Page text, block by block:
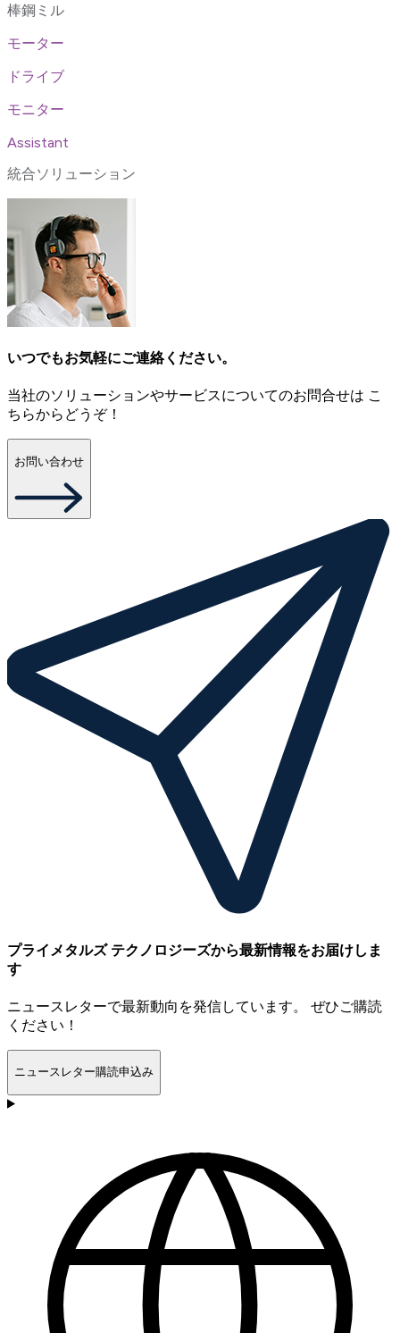
棒鋼ミル
モーター
ドライブ
モニター
Assistant
統合ソリューション
いつでもお気軽にご連絡ください。
当社のソリューションやサービスについてのお問合せは こ
ちらからどうぞ！
お問い合わせ
プライメタルズ テクノロジーズから最新情報をお届けしま
す
ニュースレターで最新動向を発信しています。 ぜひご購読
ください！
ニュースレター購読申込み